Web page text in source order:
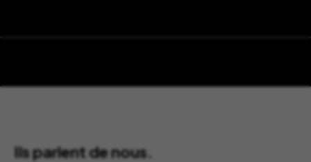
Ils parlent de nous.